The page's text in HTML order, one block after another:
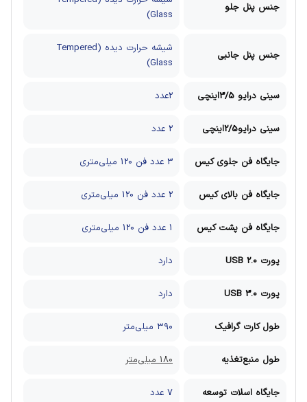
جنس پنل جلو
Glass)
جنس پنل جانبی
شیشه حرارت دیده (Tempered
Glass)
سینی درایو 3/5اینچی 2عدد
سینی درایو2/5اینچی 2 عدد
جایگاه فن جلوی کیس 3 عدد فن 120 میلی‌متری
جایگاه فن بالای کیس 2 عدد فن 120 میلی‌متری
جایگاه فن پشت کیس 1 عدد فن 120 میلی‌متری
پورت USB 2.0 دارد
پورت USB 3.0 دارد
طول کارت گرافیک ۳۹۰ میلی‌متر
طول منبع‌تغذیه 180 میلی‌متر
جایگاه اسلات توسعه 7 عدد